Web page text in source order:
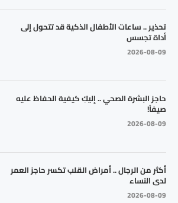
تحذير .. ساعات الأطفال الذكية قد تتحول إلى
أداة تجسس
2026-08-09
حاجز البشرة الصحي .. إليكِ كيفية الحفاظ عليه
صيفاً!
2026-08-09
أكثر من الرجال .. أمراض القلب تكسر حاجز العمر
لدى النساء
2026-08-09